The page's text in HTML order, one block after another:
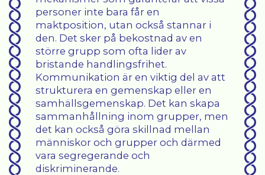
personer inte bara får en
maktposition, utan också stannar i
den. Det sker på bekostnad av en
större grupp som ofta lider av
bristande handlingsfrihet.
Kommunikation är en viktig del av att
strukturera en gemenskap eller en
samhällsgemenskap. Det kan skapa
sammanhållning inom grupper, men
det kan också göra skillnad mellan
människor och grupper och därmed
vara segregerande och
diskriminerande.